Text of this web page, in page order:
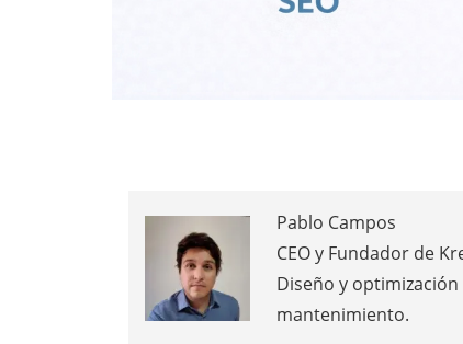
Pablo Campos
CEO y Fundador de
Diseño y
mantenimiento.